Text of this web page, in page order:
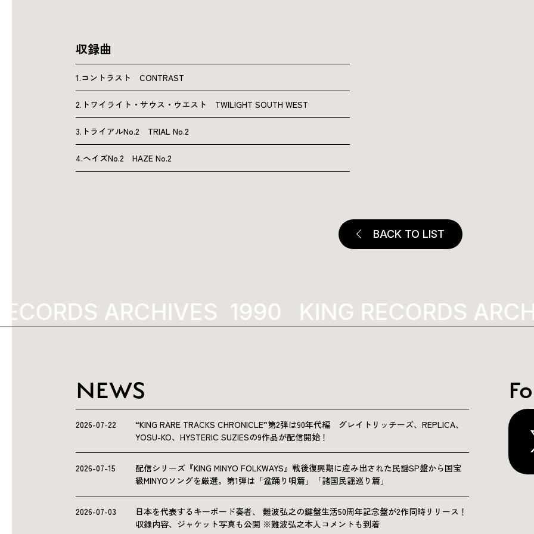
収録曲
1.コントラスト CONTRAST
2.トワイライト・サウス・ウエスト TWILIGHT SOUTH WEST
3.トライアルNo.2 TRIAL No.2
4.ヘイズNo.2 HAZE No.2
BACK TO LIST
ARCHIVES 1990 KING RECORDS
NEWS
2026-07-22
“KING RARE TRACKS CHRONICLE”第2弾は90年代編 グレイトリッチーズ、REPLICA、
YOSU-KO、HYSTERIC SUZIESの9作品が配信開始！
2026-07-15
配信シリーズ『KING MINYO FOLKWAYS』戦後復興期に産み出された民謡SP盤から国宝
級MINYOソングを厳選。第1弾は「盆踊り唄篇」「諸国民謡巡り篇」
2026-07-03
日本を代表するキーボード奏者、 難波弘之の鍵盤生活50周年記念盤が2作同時リリース！
収録内容、ジャケット写真も公開 ※難波弘之本人コメントも到着